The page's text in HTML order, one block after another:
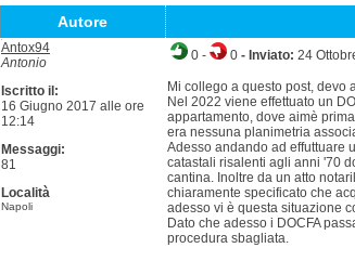
Autore
Antox94
Antonio
Iscritto il:
16 Giugno 2017 alle ore
12:14
Messaggi:
81
Località
Napoli
0 - 0 - Inviato: 24
Mi collego a questo post, devo
Nel 2022 viene effettuato un
appartamento, dove aimè
era nessuna planimetria
Adesso andando ad effuttuare
catastali risalenti agli anni '70
cantina. Inoltre da un atto
chiaramente specificato che
adesso vi è questa situazione
Dato che adesso i DOCFA
procedura sbagliata.